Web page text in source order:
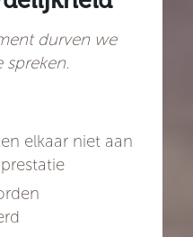
durven we
spreken.
elkaar niet aan